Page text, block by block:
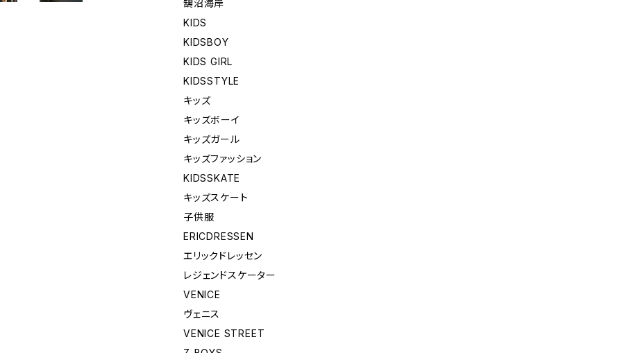
鵠沼海岸
KIDS
KIDSBOY
KIDS GIRL
KIDSSTYLE
キッズ
キッズボーイ
キッズガール
キッズファッション
KIDSSKATE
キッズスケート
子供服
ERICDRESSEN
エリックドレッセン
レジェンドスケーター
VENICE
ヴェニス
VENICE STREET